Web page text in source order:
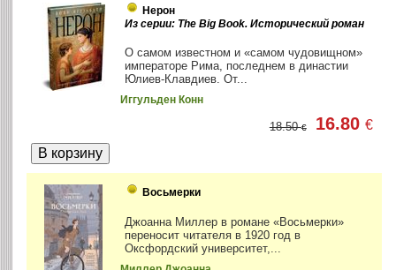
Нерон
Из серии: The Big Book. Исторический роман
О самом известном и «самом чудовищном»
императоре Рима, последнем в династии
Юлиев-Клавдиев. От...
Иггульден Конн
18.50€ 16.80€
Восьмерки
Джоанна Миллер в романе «Восьмерки»
переносит читателя в 1920 год в
Оксфордский университет,...